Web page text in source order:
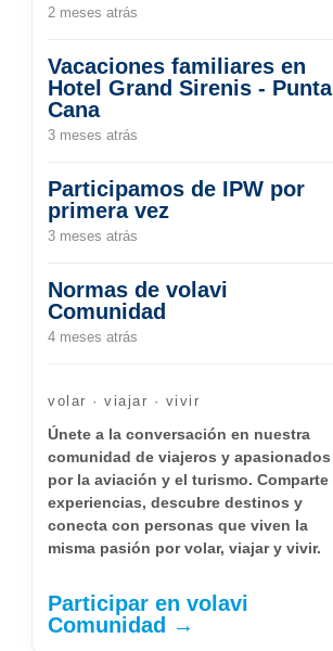
2 meses atrás
Vacaciones familiares en
Hotel Grand Sirenis - Punta
Cana
3 meses atrás
Participamos de IPW por
primera vez
3 meses atrás
Normas de volavi
Comunidad
4 meses atrás
volar · viajar · vivir
Únete a la conversación en nuestra
comunidad de viajeros y apasionados
por la aviación y el turismo. Comparte
experiencias, descubre destinos y
conecta con personas que viven la
misma pasión por volar, viajar y vivir.
Participar en volavi
Comunidad →